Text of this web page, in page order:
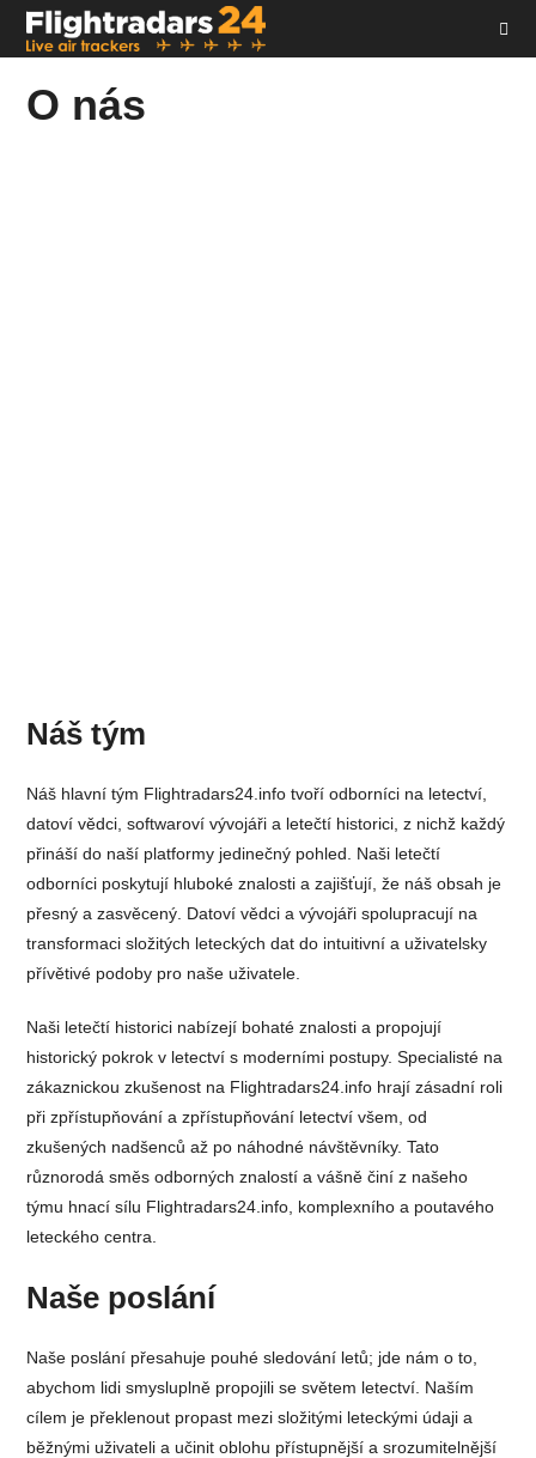
Skip
O nás
Náš tým
Náš hlavní tým Flightradars24.info tvoří odborníci na letectví,
datoví vědci, softwaroví vývojáři a letečtí historici, z nichž každý
přináší do naší platformy jedinečný pohled. Naši letečtí
odborníci poskytují hluboké znalosti a zajišťují, že náš obsah je
přesný a zasvěcený. Datoví vědci a vývojáři spolupracují na
transformaci složitých leteckých dat do intuitivní a uživatelsky
přívětivé podoby pro naše uživatele.
Naši letečtí historici nabízejí bohaté znalosti a propojují
historický pokrok v letectví s moderními postupy. Specialisté na
zákaznickou zkušenost na Flightradars24.info hrají zásadní roli
při zpřístupňování a zpřístupňování letectví všem, od
zkušených nadšenců až po náhodné návštěvníky. Tato
různorodá směs odborných znalostí a vášně činí z našeho
týmu hnací sílu Flightradars24.info, komplexního a poutavého
leteckého centra.
Naše poslání
Naše poslání přesahuje pouhé sledování letů; jde nám o to,
abychom lidi smysluplně propojili se světem letectví. Naším
cílem je překlenout propast mezi složitými leteckými údaji a
běžnými uživateli a učinit oblohu přístupnější a srozumitelnější